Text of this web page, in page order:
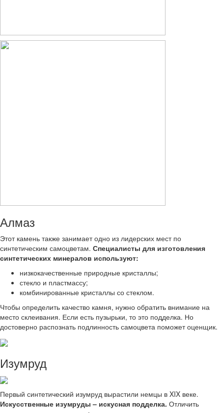
Алмаз
Этот камень также занимает одно из лидерских мест по
синтетическим самоцветам. Специалисты для изготовления
синтетических минералов используют:
низкокачественные природные кристаллы;
стекло и пластмассу;
комбинированные кристаллы со стеклом.
Чтобы определить качество камня, нужно обратить внимание на
место склеивания. Если есть пузырьки, то это подделка. Но
достоверно распознать подлинность самоцвета поможет оценщик.
Изумруд
Первый синтетический изумруд вырастили немцы в XIX веке.
Искусственные изумруды – искусная подделка. Отличить